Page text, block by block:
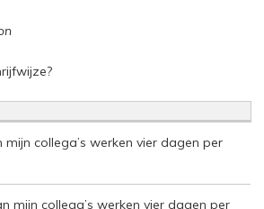
mijn collega’s werken vier dagen per
mijn collega’s werken vier dagen per